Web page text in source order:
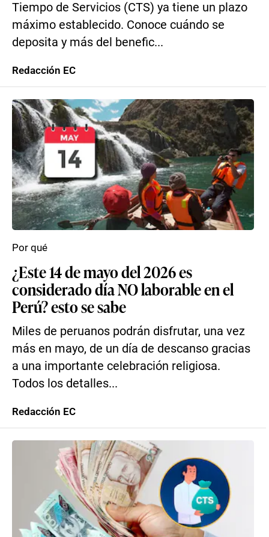
Tiempo de Servicios (CTS) ya tiene un plazo
máximo establecido. Conoce cuándo se
deposita y más del benefic...
Redacción EC
¿Este 14 de mayo del 2026 es
considerado día NO laborable en el
Perú? esto se sabe
Miles de peruanos podrán disfrutar, una vez
más en mayo, de un día de descanso gracias
a una importante celebración religiosa.
Todos los detalles...
Por qué
Redacción EC